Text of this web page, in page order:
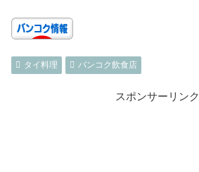
タイ料理 バンコク飲食店
スポンサーリンク